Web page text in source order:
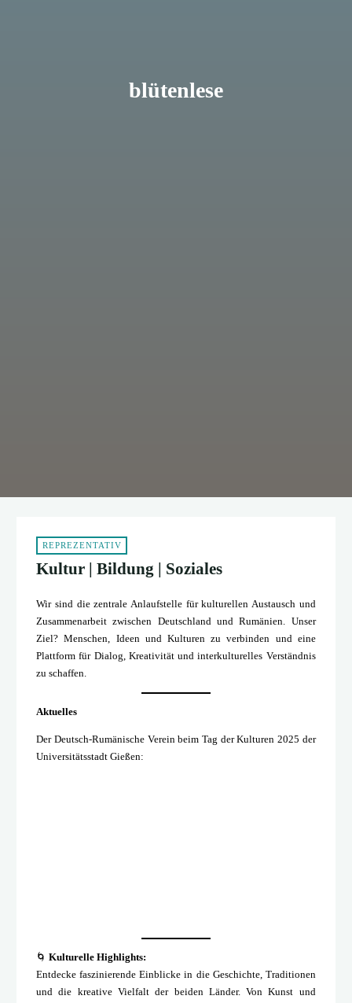
blütenlese
REPREZENTATIV
Kultur | Bildung | Soziales
Wir sind die zentrale Anlaufstelle für kulturellen Austausch und
Zusammenarbeit zwischen Deutschland und Rumänien. Unser
Ziel? Menschen, Ideen und Kulturen zu verbinden und eine
Plattform für Dialog, Kreativität und interkulturelles Verständnis
zu schaffen.
Aktuelles
Der Deutsch-Rumänische Verein beim Tag der Kulturen 2025 der
Universitätsstadt Gießen:
🌀Kulturelle Highlights:
Entdecke faszinierende Einblicke in die Geschichte, Traditionen
und die kreative Vielfalt der beiden Länder. Von Kunst und